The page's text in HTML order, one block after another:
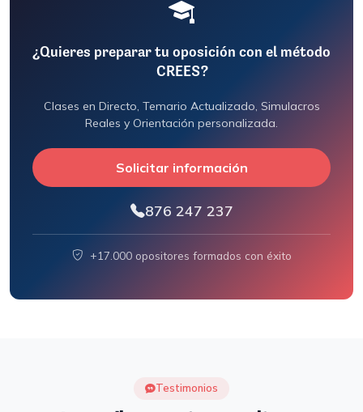
¿Quieres preparar tu oposición con el método
CREES?
Clases en Directo, Temario Actualizado, Simulacros
Reales y Orientación personalizada.
Solicitar información
876 247 237
+17.000 opositores formados con éxito
Testimonios